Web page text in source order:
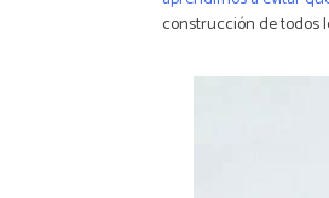
construcción de todos